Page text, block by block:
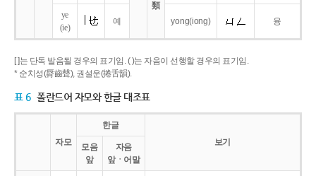
類
ye
(ie)
예 yong(iong) 융
[ ]는 단독 발음될 경우의 표기임. ( )는 자음이 선행할 경우의 표기임.
* 순치성(脣齒聲), 권설운(捲舌韻).
표 6 폴란드어 자모와 한글 대조표
자모
한글
보기
모음
앞
자음
앞ㆍ어말